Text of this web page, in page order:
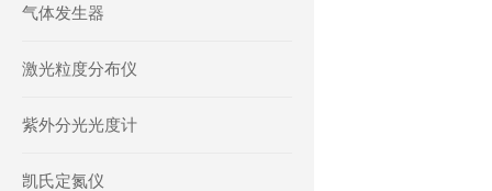
气体发生器
激光粒度分布仪
紫外分光光度计
凯氏定氮仪